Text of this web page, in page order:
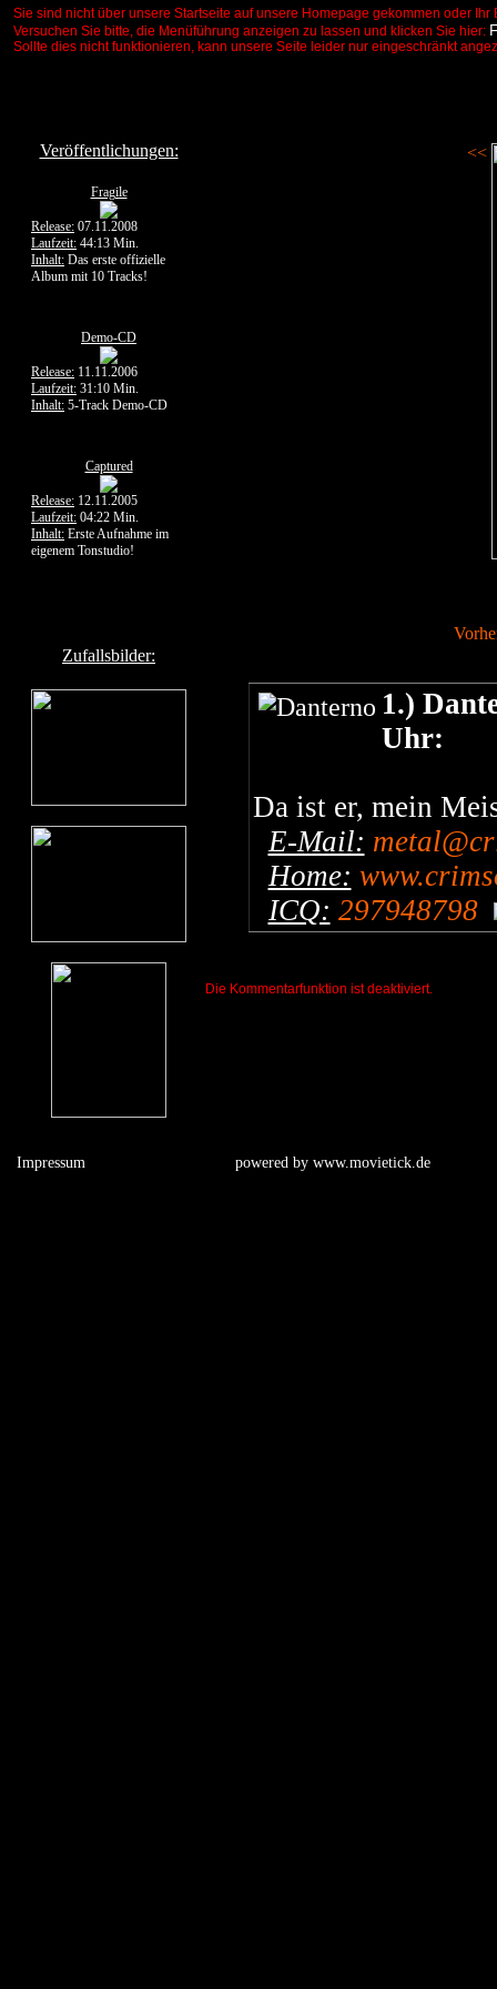
Sie sind nicht über unsere Startseite auf unsere Homepage gekommen oder
Versuchen Sie bitte, die Menüführung anzeigen zu lassen und klicken Sie hier:
Sollte dies nicht funktionieren, kann unsere Seite leider nur eingeschränkt
Veröffentlichungen:
Fragile
Release: 07.11.2008
Laufzeit: 44:13 Min.
Inhalt: Das erste offizielle
Album mit 10 Tracks!
Demo-CD
Release: 11.11.2006
Laufzeit: 31:10 Min.
Inhalt: 5-Track Demo-CD
Captured
Release: 12.11.2005
Laufzeit: 04:22 Min.
Inhalt: Erste Aufnahme im
eigenem Tonstudio!
Zufallsbilder:
<<
1.)
Uhr:
Da ist er, mein
E-Mail:
Home:
ICQ: 297948798
Die Kommentarfunktion ist deaktiviert.
Impressum powered by www.movietick.de